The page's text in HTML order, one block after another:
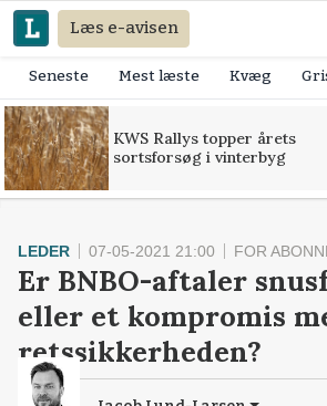
Læs e-avisen
Seneste Mest læste Kvæg
KWS Rallys topper årets
sortsforsøg i vinterbyg
LEDER 07-05-2021 21:00 FOR
Er BNBO-aftaler
eller et kompromis
retssikkerheden?